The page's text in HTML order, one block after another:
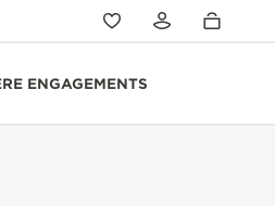
ENGAGEMENTS